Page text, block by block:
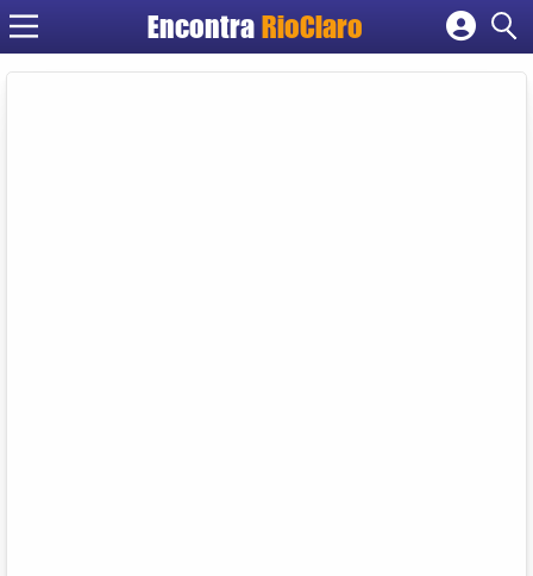
Encontra RioClaro
Cadastrar empresa